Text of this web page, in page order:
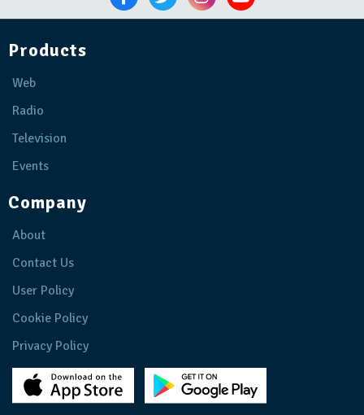
Products
Web
Radio
Television
Events
Company
About
Contact Us
User Policy
Cookie Policy
Privacy Policy